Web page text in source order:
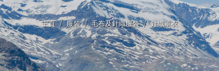
主頁 服裝 毛布及針織服裝 針織罩衣